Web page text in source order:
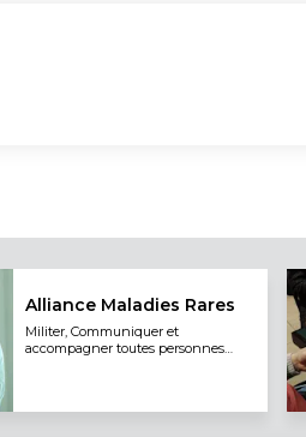
Alliance Maladies Rares
Militer, Communiquer et
accompagner toutes personnes